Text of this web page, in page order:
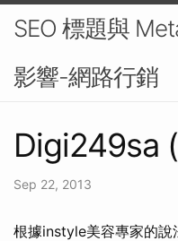
SEO 標題與
影響-網路行銷
Digi249sa
Sep 22, 2013
根據instyle美容專家的